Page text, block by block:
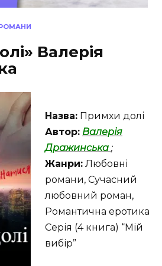
Валерія
Назва: Примхи долі
Автор: Валерія
Дражинська ;
Жанри: Любовні
романи, Сучасний
любовний роман,
Романтична еротика
Серія (4 книга) “Мій
вибір”